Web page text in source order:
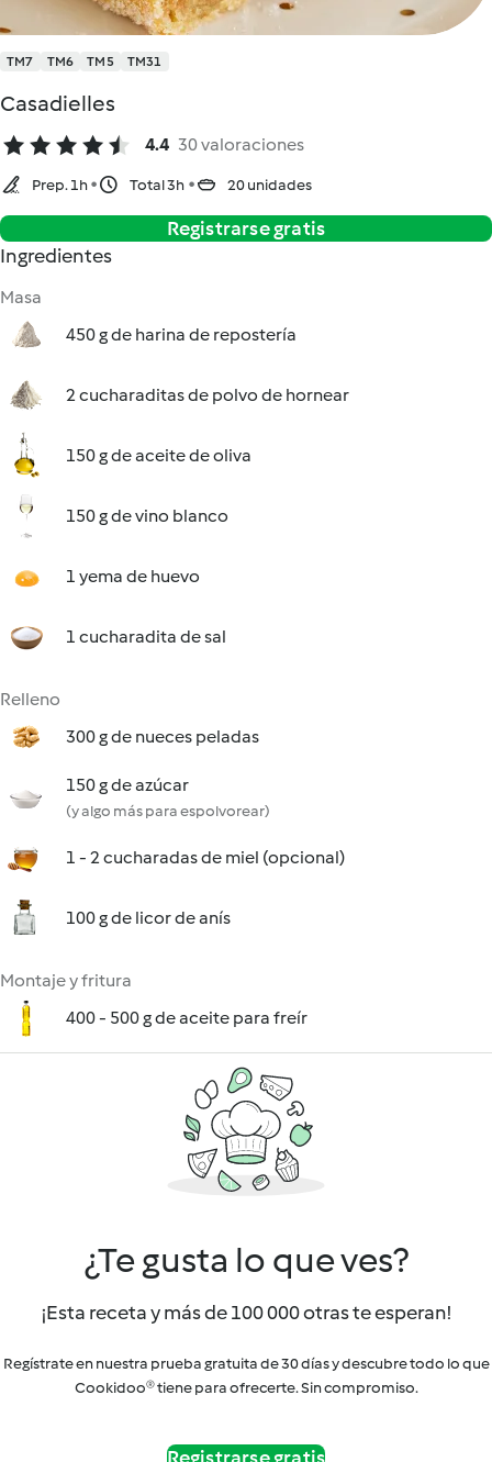
TM7 TM6 TM5 TM31
Casadielles
4.4 30 valoraciones
Prep. 1h Total 3h 20 unidades
Registrarse gratis
Ingredientes
Masa
450 g de harina de repostería
2 cucharaditas de polvo de hornear
150 g de aceite de oliva
150 g de vino blanco
1 yema de huevo
1 cucharadita de sal
Relleno
300 g de nueces peladas
150 g de azúcar
(y algo más para espolvorear)
1 - 2 cucharadas de miel (opcional)
100 g de licor de anís
Montaje y fritura
400 - 500 g de aceite para freír
¿Te gusta lo que ves?
¡Esta receta y más de 100 000 otras te esperan!
Regístrate en nuestra prueba gratuita de 30 días y descubre todo lo que
Cookidoo® tiene para ofrecerte. Sin compromiso.